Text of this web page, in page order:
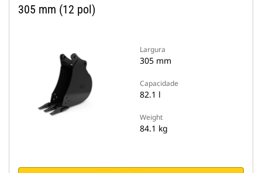
305 mm (12 pol)
Largura
305 mm
Capacidade
82.1 l
Weight
84.1 kg